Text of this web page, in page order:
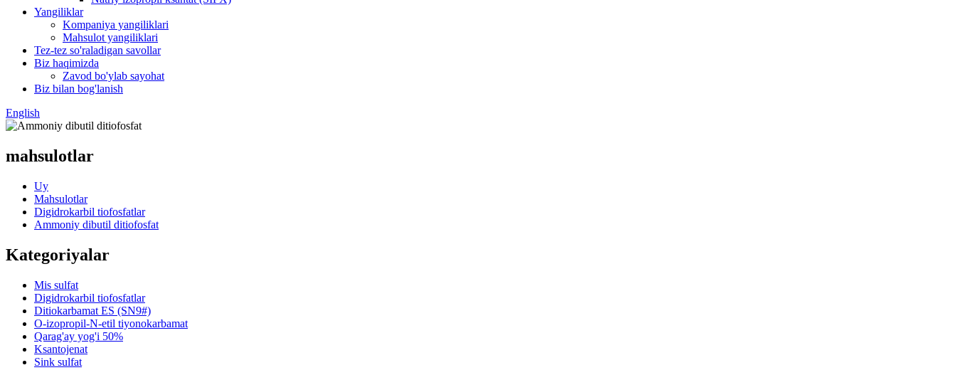
Yangiliklar
Kompaniya yangiliklari
Mahsulot yangiliklari
Tez-tez so'raladigan savollar
Biz haqimizda
Zavod bo'ylab sayohat
Biz bilan bog'lanish
English
mahsulotlar
Uy
Mahsulotlar
Digidrokarbil tiofosfatlar
Ammoniy dibutil ditiofosfat
Kategoriyalar
Mis sulfat
Digidrokarbil tiofosfatlar
Ditiokarbamat ES (SN9#)
O-izopropil-N-etil tiyonokarbamat
Qarag'ay yog'i 50%
Ksantojenat
Sink sulfat